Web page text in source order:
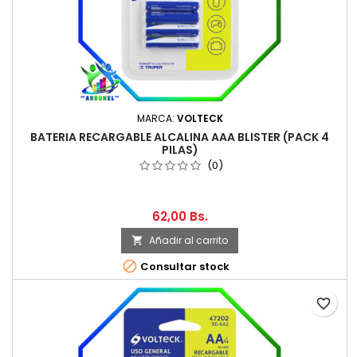
MARCA: VOLTECK
BATERIA RECARGABLE ALCALINA AAA BLISTER (PACK 4
PILAS)
(0)
62,00 Bs.
 Añadir al carrito
 Consultar stock
favorite_border